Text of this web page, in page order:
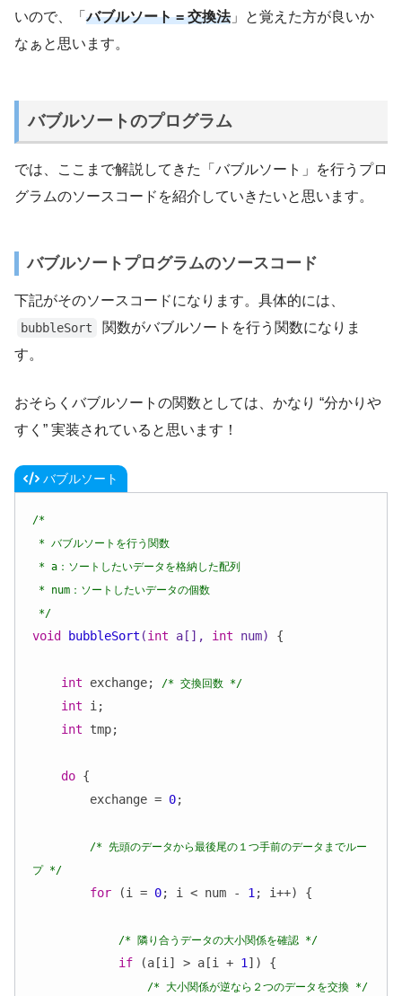
いので、「バブルソート = 交換法」と覚えた方が良いか
なぁと思います。
バブルソートのプログラム
では、ここまで解説してきた「バブルソート」を行うプロ
グラムのソースコードを紹介していきたいと思います。
バブルソートプログラムのソースコード
下記がそのソースコードになります。具体的には、
bubbleSort
関数がバブルソートを行う関数になりま
す。
おそらくバブルソートの関数としては、かなり “分かりや
すく” 実装されていると思います！
バブルソート
/*
*/
void bubbleSort (int a[], int num) {
int exchange; /* 交換回数 */
int i;
int tmp;
do {
        exchange =
0;
/* 先頭のデータから最後尾の１つ手前のデータまでルー
プ */
for (i = 0; i < num - 1 ; i++) {
/* 隣り合うデータの大小関係を確認 */
if (a[i] > a[i + 1 ]) {
/* 大小関係が逆なら２つのデータを交換 */